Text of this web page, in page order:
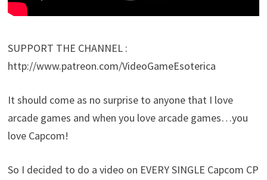
SUPPORT THE CHANNEL :
http://www.patreon.com/VideoGameEsoterica
It should come as no surprise to anyone that I love
arcade games and when you love arcade games…you
love Capcom!
So I decided to do a video on EVERY SINGLE Capcom CP